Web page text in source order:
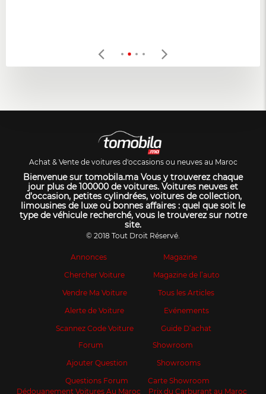
Achat & Vente de voitures d'occasions ou neuves au Maroc
Bienvenue sur tomobila.ma Vous y trouverez chaque
jour plus de 100000 de voitures. Voitures neuves et
d’occasion, petites cylindrées, voitures de collection,
limousines de luxe ou bonnes affaires : quel que soit le
type de véhicule recherché, vous le trouverez sur notre
site.
© 2018 Tout Droit Réservé.
Annonces
Chercher Voiture
Vendre Ma Voiture
Alerte de Voiture
Scannez Code Voiture
Magazine
Magazine de l’auto
Tous les Articles
Evénements
Guide D’achat
Forum
Ajouter Question
Questions Forum
Showroom
Showrooms
Carte Showroom
Dédouanement Voitures Au Maroc
Prix du Carburant au Maroc